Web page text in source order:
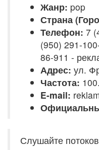
Жанр: pop
Страна
Телефон: 7
(950) 291-
86-911 -
Адрес: ул.
Частота:
E-mail:
Слушайте